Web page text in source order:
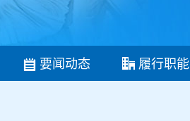
要闻动态 履行职能